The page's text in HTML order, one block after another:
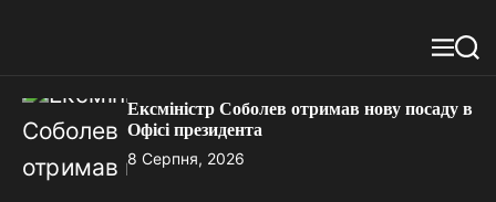
М
ю
П
у
Ексміністр Соболев отримав нову посаду в
Офісі президента
8 Серпня, 2026